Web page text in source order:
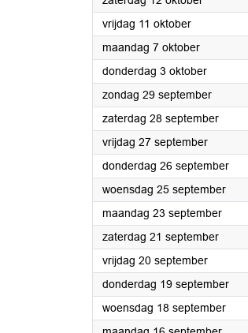
vrijdag 11 oktober2024
maandag 7 oktober2024
donderdag 3 oktober2024
zondag 29 september2024
zaterdag 28 september2024
vrijdag 27 september2024
donderdag 26 september2024
woensdag 25 september2024
maandag 23 september2024
zaterdag 21 september2024
vrijdag 20 september2024
donderdag 19 september2024
woensdag 18 september2024